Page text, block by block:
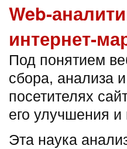
Web-
интернет-
Под понятием
сбора, анализа
посетителях
его улучшения
Эта наука